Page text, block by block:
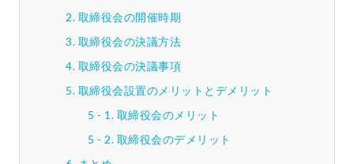
取締役会の開催時期
取締役会の決議方法
取締役会の決議事項
取締役会設置のメリットとデメリット
取締役会のメリット
取締役会のデメリット